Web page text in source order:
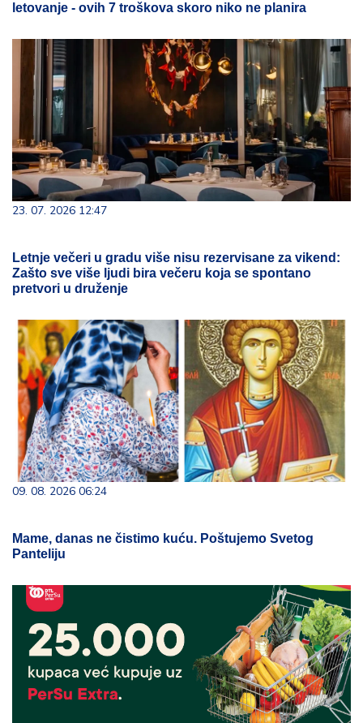
letovanje - ovih 7 troškova skoro niko ne planira
23. 07. 2026 12:47
Letnje večeri u gradu više nisu rezervisane za vikend:
Zašto sve više ljudi bira večeru koja se spontano
pretvori u druženje
09. 08. 2026 06:24
Mame, danas ne čistimo kuću. Poštujemo Svetog
Panteliju